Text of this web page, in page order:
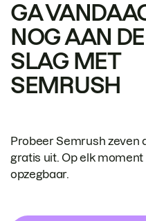
GA
NOG AAN DE
SLAG MET
SEMRUSH
Probeer Semrush zeven
gratis uit. Op elk moment
opzegbaar.